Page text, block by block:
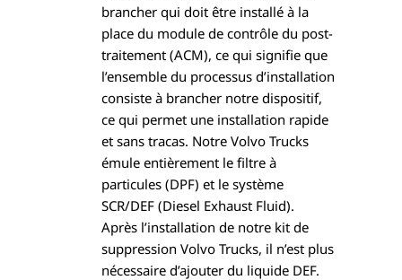
brancher qui doit être installé à la
place du module de contrôle du post-
traitement (ACM), ce qui signifie que
l’ensemble du processus d’installation
consiste à brancher notre dispositif,
ce qui permet une installation rapide
et sans tracas. Notre Volvo Trucks
émule entièrement le filtre à
particules (DPF) et le système
SCR/DEF (Diesel Exhaust Fluid).
Après l’installation de notre kit de
suppression Volvo Trucks, il n’est plus
nécessaire d’ajouter du liquide DEF.